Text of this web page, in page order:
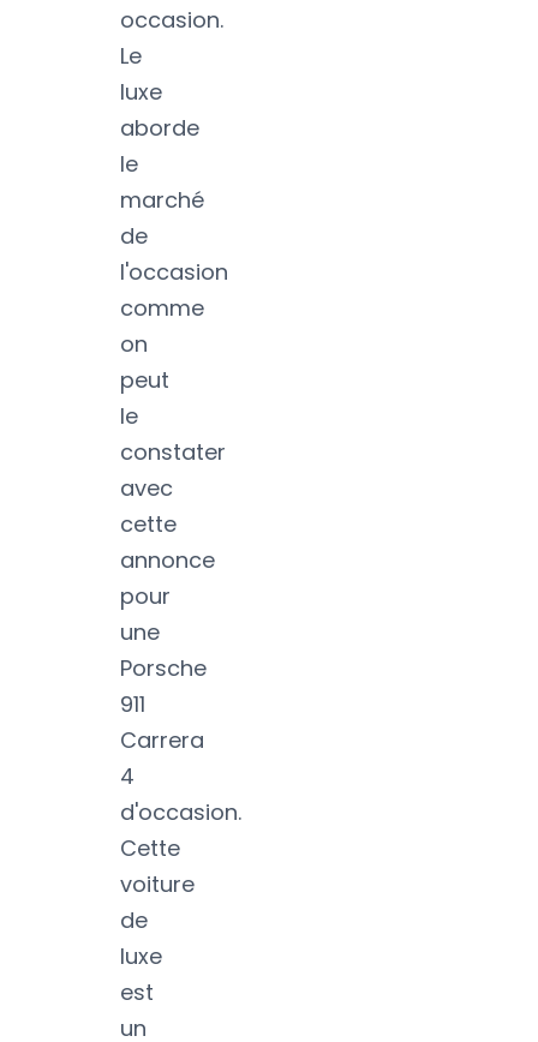
occasion.
Le
luxe
aborde
le
marché
de
l'occasion
comme
on
peut
le
constater
avec
cette
annonce
pour
une
Porsche
911
Carrera
4
d'occasion.
Cette
voiture
de
luxe
est
un